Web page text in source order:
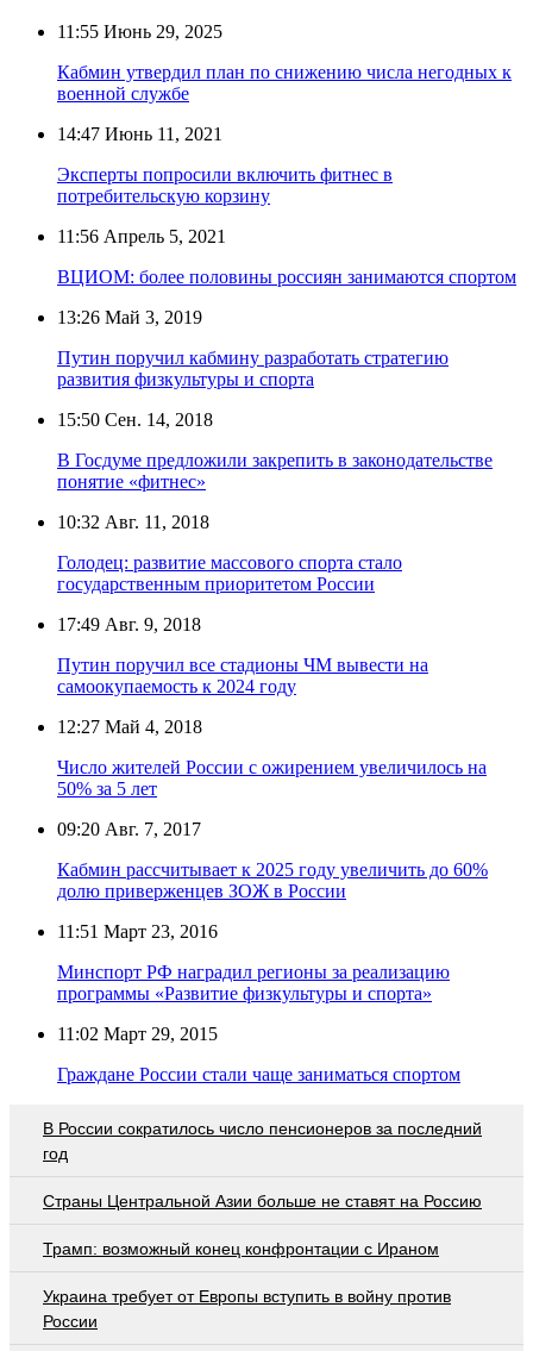
11:55 Июнь 29, 2025
Кабмин утвердил план по снижению числа негодных к
военной службе
14:47 Июнь 11, 2021
Эксперты попросили включить фитнес в
потребительскую корзину
11:56 Апрель 5, 2021
ВЦИОМ: более половины россиян занимаются спортом
13:26 Май 3, 2019
Путин поручил кабмину разработать стратегию
развития физкультуры и спорта
15:50 Сен. 14, 2018
В Госдуме предложили закрепить в законодательстве
понятие «фитнес»
10:32 Авг. 11, 2018
Голодец: развитие массового спорта стало
государственным приоритетом России
17:49 Авг. 9, 2018
Путин поручил все стадионы ЧМ вывести на
самоокупаемость к 2024 году
12:27 Май 4, 2018
Число жителей России с ожирением увеличилось на
50% за 5 лет
09:20 Авг. 7, 2017
Кабмин рассчитывает к 2025 году увеличить до 60%
долю приверженцев ЗОЖ в России
11:51 Март 23, 2016
Минспорт РФ наградил регионы за реализацию
программы «Развитие физкультуры и спорта»
11:02 Март 29, 2015
Граждане России стали чаще заниматься спортом
В России сократилось число пенсионеров за последний
год
Страны Центральной Азии больше не ставят на Россию
Трамп: возможный конец конфронтации с Ираном
Украина требует от Европы вступить в войну против
России